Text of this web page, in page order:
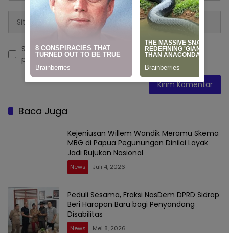
Simpan nama, email, dan situs web saya pada
peramban ini untuk komentar saya berikutnya.
Baca Juga
Kejeniusan Willem Wandik Meramu Skema
MBG di Papua Pegunungan Dinilai Layak
Jadi Rujukan Nasional
News Juli 4, 2026
Peduli Sesama, Fraksi NasDem DPRD Sidrap
Beri Harapan Baru bagi Penyandang
Disabilitas
News Mei 8, 2026